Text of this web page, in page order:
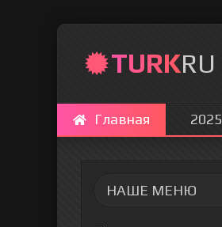
TURKRU
Главная 2025
НАШЕ МЕНЮ